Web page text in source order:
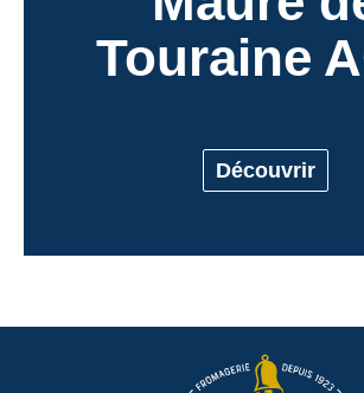
Touraine
Découvrir